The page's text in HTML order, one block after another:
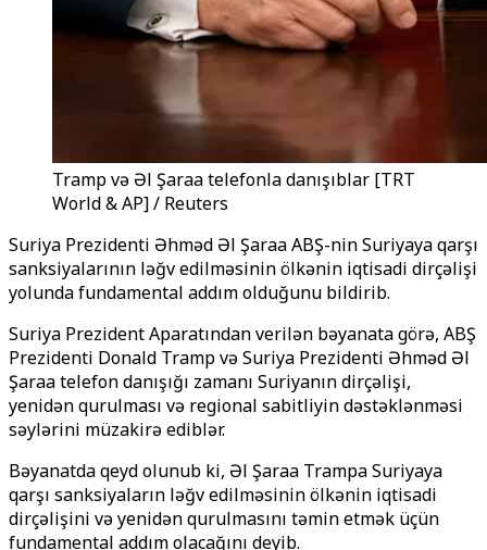
Tramp və Əl Şaraa telefonla danışıblar [TRT
World & AP] / Reuters
Suriya Prezidenti Əhməd Əl Şaraa ABŞ-nin Suriyaya qarşı
sanksiyalarının ləğv edilməsinin ölkənin iqtisadi dirçəlişi
yolunda fundamental addım olduğunu bildirib.
Suriya Prezident Aparatından verilən bəyanata görə, ABŞ
Prezidenti Donald Tramp və Suriya Prezidenti Əhməd Əl
Şaraa telefon danışığı zamanı Suriyanın dirçəlişi,
yenidən qurulması və regional sabitliyin dəstəklənməsi
səylərini müzakirə ediblər.
Bəyanatda qeyd olunub ki, Əl Şaraa Trampa Suriyaya
qarşı sanksiyaların ləğv edilməsinin ölkənin iqtisadi
dirçəlişini və yenidən qurulmasını təmin etmək üçün
fundamental addım olacağını deyib.